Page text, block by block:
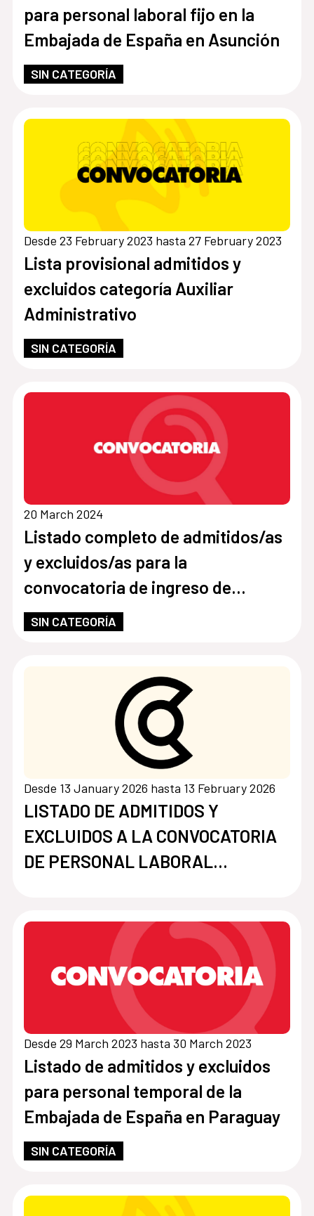
para personal laboral fijo en la
Embajada de España en Asunción
SIN CATEGORÍA
Desde 23 February 2023 hasta 27 February 2023
Lista provisional admitidos y
excluidos categoría Auxiliar
Administrativo
SIN CATEGORÍA
20 March 2024
Listado completo de admitidos/as
y excluidos/as para la
convocatoria de ingreso de
personal fijo en el Centro Cultural
de España en Paraguay
SIN CATEGORÍA
Desde 13 January 2026 hasta 13 February 2026
LISTADO DE ADMITIDOS Y
EXCLUIDOS A LA CONVOCATORIA
DE PERSONAL LABORAL
EN LA EMBAJADA DE ESPAÑA EN
ASUNCIÓN, PARAGUAY, CON LA
CATEGORIA DE OFICIAL
Desde 29 March 2023 hasta 30 March 2023
Listado de admitidos y excluidos
para personal temporal de la
Embajada de España en Paraguay
SIN CATEGORÍA